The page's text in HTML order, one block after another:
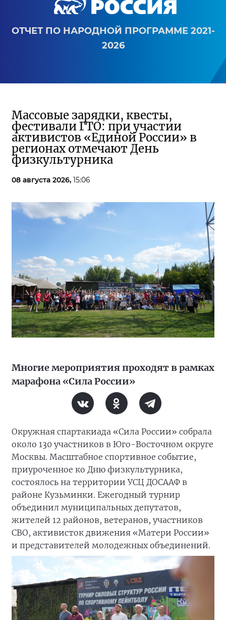
ОТЧЕТ ПО НАРОДНОЙ ПРОГРАММЕ 2021-
2026
Массовые зарядки, квесты,
фестивали ГТО: при участии
активистов «Единой России» в
регионах отмечают День
физкультурника
08 августа 2026, 15:06
Многие мероприятия проходят в рамках
марафона «Сила России»
Окружная спартакиада «Сила России» собрала
около 130 участников в Юго-Восточном округе
Москвы. Масштабное спортивное событие,
приуроченное ко Дню физкультурника,
состоялось на территории УСЦ ДОСААФ в
районе Кузьминки. Ежегодный турнир
объединил муниципальных депутатов,
жителей 12 районов, ветеранов, участников
СВО, активисток движения «Матери России»
и представителей молодежных объединений.